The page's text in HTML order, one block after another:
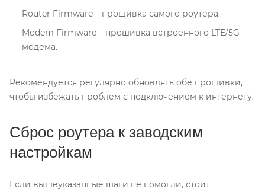
Router Firmware – прошивка самого роутера.
Modem Firmware – прошивка встроенного LTE/5G-
модема.
Рекомендуется регулярно обновлять обе прошивки,
чтобы избежать проблем с подключением к интернету.
Сброс роутера к заводским
настройкам
Если вышеуказанные шаги не помогли, стоит